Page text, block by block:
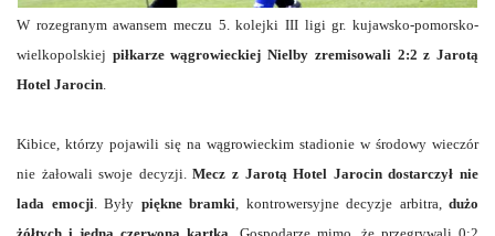
W rozegranym awansem meczu 5. kolejki III ligi gr. kujawsko-pomorsko-
wielkopolskiej piłkarze wągrowieckiej Nielby zremisowali 2:2 z Jarotą
Hotel Jarocin
Kibice, którzy pojawili się na wągrowieckim stadionie w środowy wieczór
nie żałowali swoje decyzji.Mecz z Jarotą Hotel Jarocin dostarczył nie
lada emocji . Były piękne bramki , kontrowersyjne decyzje arbitra,
dużo